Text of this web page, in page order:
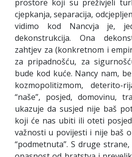
prostore koji su preživjeli
cjepkanja, separacija,
vidimo kod Nancvja je,
dekonstrukcija. Ona
zahtjev za (konkretnom i
za pripadnošću, za
bude kod kuće. Nancy nam,
kozmopolitizmom, deterito-
“naše”, posjed, domovinu,
ukazuje da susjed nije baš
koji će nas ubiti ili oteti
važnosti u povijesti i nije baš
“podmetnuta”. S druge